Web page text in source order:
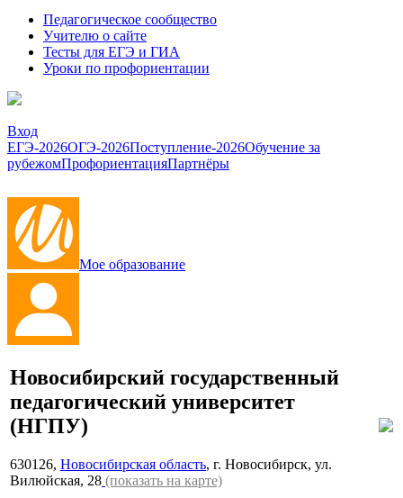
Педагогическое сообщество
Учителю о сайте
Тесты для ЕГЭ и ГИА
Уроки по профориентации
Вход
ЕГЭ-2026ОГЭ-2026Поступление-2026Обучение за
рубежомПрофориентацияПартнёры
Мое образование
Новосибирский государственный
педагогический университет
(НГПУ)
630126, Новосибирская область, г. Новосибирск, ул.
Вилюйская, 28 (показать на карте)